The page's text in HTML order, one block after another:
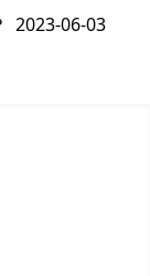
2023-06-03